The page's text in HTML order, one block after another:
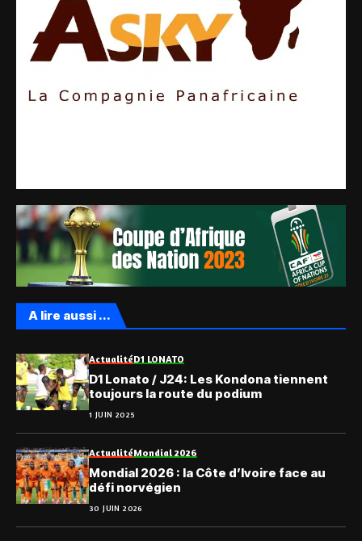
A lire aussi ...
ActualitéD1 LONATO
D1 Lonato / J24: Les Kondona tiennent
toujours la route du podium
1 JUIN 2025
ActualitéMondial 2026
Mondial 2026 : la Côte d’Ivoire face au
défi norvégien
30 JUIN 2026